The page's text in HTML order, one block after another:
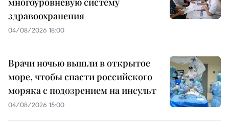
здравоохранения
04/08/2026 18:00
Врачи ночью вышли в открытое
море, чтобы спасти российского
моряка с подозрением на инсульт
04/08/2026 15:00